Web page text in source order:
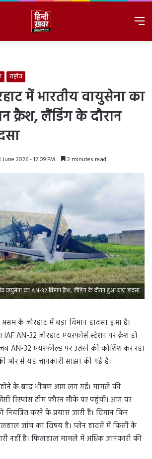
राष्ट्रीय
में भारतीय वायुसेना का
क्रैश, लैंडिंग के दौरान
June 2026 - 12:09 PM 2 minutes read
वायुसेना का AN-32 विमान क्रैश, लैंडिंग के दौरान हुआ बड़ा हादसा
असम के जोरहाट में बड़ा विमान हादसा हुआ है।
IAF AN-32 जोरहाट एयरफोर्स स्टेशन पर क्रैश हो
AN-32 एयरफील्ड पर उतरने की कोशिश कर रहा
ओर से यह जानकारी साझा की गई है।
होने के बाद भीषण आग लग गई। मामले की
रिस्पांस टीम फौरन मौके पर पहुंची। आग पर
करने के प्रयास जारी हैं। विमान किन
जांच का विषय है। प्लेन हादसे में किसी के
नहीं है। फिलहाल मामले में अधिक जानकारी की